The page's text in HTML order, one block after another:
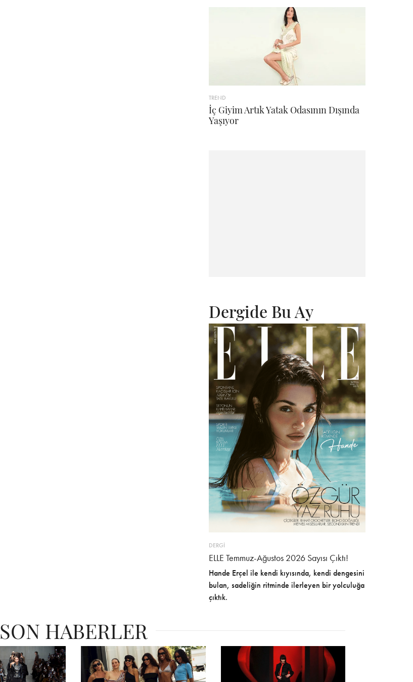
TREND
İç Giyim Artık Yatak Odasının Dışında
Yaşıyor
Dergide Bu Ay
DERGİ
ELLE Temmuz-Ağustos 2026 Sayısı Çıktı!
Hande Erçel ile kendi kıyısında, kendi dengesini
bulan, sadeliğin ritminde ilerleyen bir yolculuğa
çıktık.
SON HABERLER